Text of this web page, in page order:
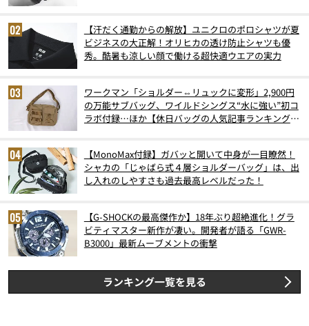
【汗だく通勤からの解放】ユニクロのポロシャツが夏
ビジネスの大正解！オリヒカの透け防止シャツも優
秀。酷暑も涼しい顔で働ける超快適ウエアの実力
ワークマン「ショルダー⇔リュックに変形」2,900円
の万能サブバッグ、ワイルドシングス“水に強い”初コ
ラボ付録…ほか【休日バッグの人気記事ランキングベ
【MonoMax付録】ガバッと開いて中身が一目瞭然！
シャカの「じゃばら式４層ショルダーバッグ」は、出
し入れのしやすさも過去最高レベルだった！
【G-SHOCKの最高傑作か】18年ぶり超絶進化！グラ
ビティマスター新作が凄い。開発者が語る「GWR-
B3000」最新ムーブメントの衝撃
ランキング一覧を見る